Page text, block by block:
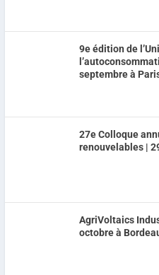
9e édition de
septembre à
27e Colloque
renouvelables |
AgriVoltaics
octobre à